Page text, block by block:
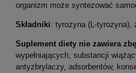
organizm może syntezować
Składniki: tyrozyna (L-tyrozyna),
Suplement diety nie zawiera
wypełniających, substancji
antyzbrylaczy, adsorbentów,